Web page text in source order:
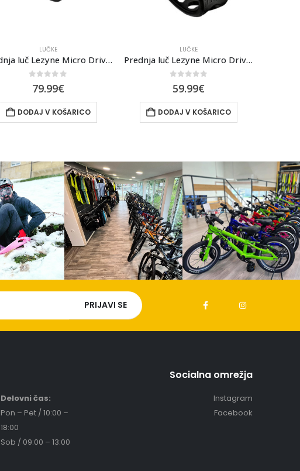
LUČKE
Prednja luč Lezyne Micro Drive 800+
59.99€
DODAJ V KOŠARICO
LUČKE
LEZYNE MACRO DRIVE 1400+
109.99€
DODAJ V KOŠARICO
Delovni čas:
Pon – Pet / 10:00 –
18:00
Sob / 09:00 – 13:00
Socialna omrežja
Instagram
Facebook